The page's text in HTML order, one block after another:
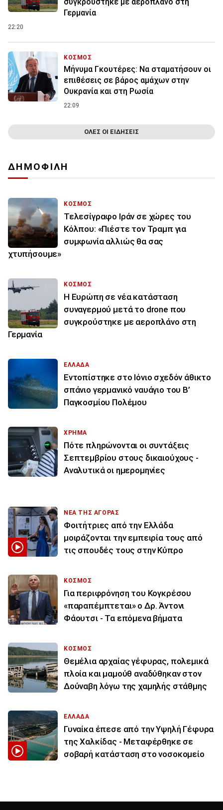
Γερμανία
22:20
ΚΟΣΜΟΣ
Μήνυμα Γκουτέρες: Να σταματήσουν οι
επιθέσεις σε βάρος αμάχων στην
Ουκρανία και στη Ρωσία
22:09
ΟΛΕΣ ΟΙ ΕΙΔΗΣΕΙΣ
ΔΗΜΟΦΙΛΗ
ΚΟΣΜΟΣ
Τελεσίγραφο Ιράν σε χώρες του
Κόλπου: «Πιέστε τον Τραμπ για
συμφωνία αλλιώς θα σας
χτυπήσουμε»
ΚΟΣΜΟΣ
Η Ευρώπη σε νέα κατάσταση
συναγερμού μετά το drone που
συγκρούστηκε με αεροπλάνο στη
Γερμανία
ΕΛΛΑΔΑ
Εντοπίστηκε στο Ιόνιο σχεδόν άθικτο
σπάνιο γερμανικό ναυάγιο του Β’
Παγκοσμίου Πολέμου
ΧΡΗΜΑ
Πότε πληρώνονται οι συντάξεις
Σεπτεμβρίου στους δικαιούχους -
Αναλυτικά οι ημερομηνίες
ΝΕΑ ΤΗΣ ΑΓΟΡΑΣ
Φοιτήτριες από την Ελλάδα
μοιράζονται την εμπειρία τους από
τις σπουδές τους στην Κύπρο
ΚΟΣΜΟΣ
Για περιφρόνηση του Κογκρέσου
«παραπέμπτεται» ο Δρ. Άντονι
Φάουτσι - Τα επόμενα βήματα
ΚΟΣΜΟΣ
Θεμέλια αρχαίας γέφυρας, πολεμικά
πλοία και μαμούθ αναδύθηκαν στον
Δούναβη λόγω της χαμηλής στάθμης
ΕΛΛΑΔΑ
Γυναίκα έπεσε από την Υψηλή Γέφυρα
της Χαλκίδας - Μεταφέρθηκε σε
σοβαρή κατάσταση στο νοσοκομείο